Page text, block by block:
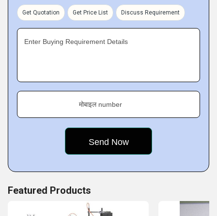
performing machines to many different clients in the local
as well as in the international markets.
Get Quotation Get Price List Discuss Requirement
Enter Buying Requirement Details
मोबाइल number
Featured Products